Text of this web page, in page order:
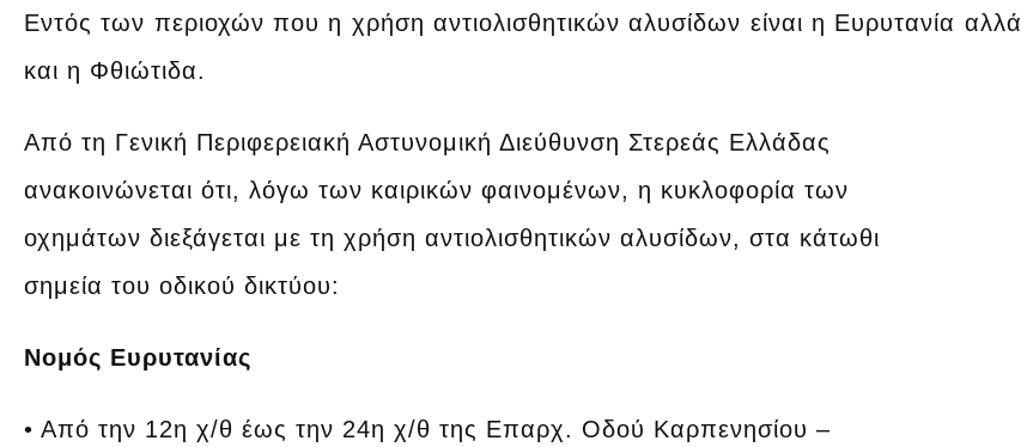
Εντός των περιοχών που η χρήση αντιολισθητικών αλυσίδων είναι η Ευρυτανία αλλά
και η Φθιώτιδα.
Από τη Γενική Περιφερειακή Αστυνομική Διεύθυνση Στερεάς Ελλάδας
ανακοινώνεται ότι, λόγω των καιρικών φαινομένων, η κυκλοφορία των
οχημάτων διεξάγεται με τη χρήση αντιολισθητικών αλυσίδων, στα κάτωθι
σημεία του οδικού δικτύου:
Νομός Ευρυτανίας
• Από την 12η χ/θ έως την 24η χ/θ της Επαρχ. Οδού Καρπενησίου –